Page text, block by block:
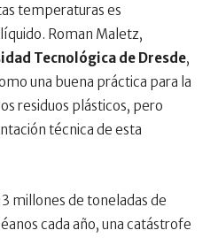
temperaturas es
Roman Maletz,
Tecnológica de Dresde,
una buena práctica para la
residuos plásticos, pero
técnica de esta
millones de toneladas de
cada año, una catástrofe